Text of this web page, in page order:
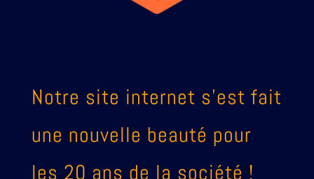
Notre site internet s’est fait
une nouvelle beauté pour
les 20 ans de la société !